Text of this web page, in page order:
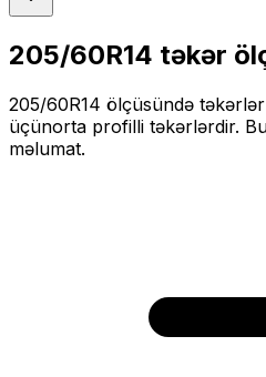
205/60R14 təkər
205/60R14 ölçüsündə təkərlər
üçünorta profilli təkərlərdir.
məlumat.